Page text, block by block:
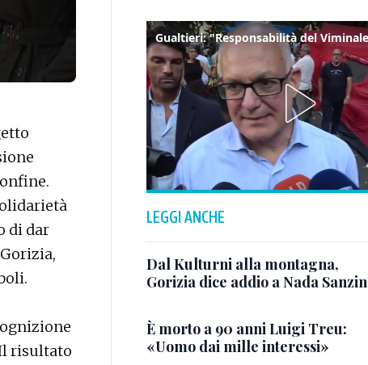
di dar
risultato
LEGGI ANCHE
Dal Kulturni alla montagna,
Gorizia dice addio a Nada Sanzin
È morto a 90 anni Luigi Treu:
«Uomo dai mille interessi»